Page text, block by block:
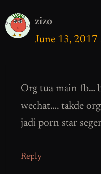
zizo
June 13, 2017
Org tua main fb…
wechat…. takde
jadi porn star
Reply